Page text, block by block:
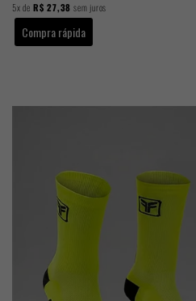
5xde R$ 27,38 sem juros
Compra rápida